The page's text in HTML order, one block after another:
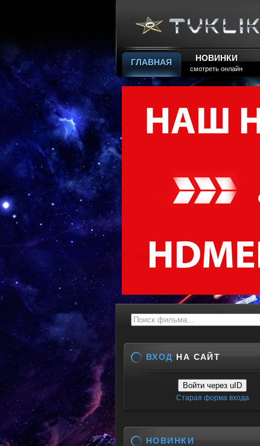
ГЛАВНАЯ НОВИНКИ
смотреть онлайн
ВХОД НА САЙТ
Войти через uID
Старая форма входа
НОВИНКИ